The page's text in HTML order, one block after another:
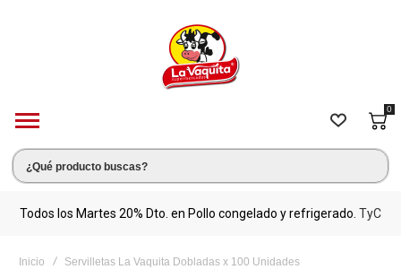
0
Todos los Martes 20% Dto. en Pollo congelado y refrigerado. TyC
Inicio Servilletas La Vaquita Dobladas x 100 Unidades